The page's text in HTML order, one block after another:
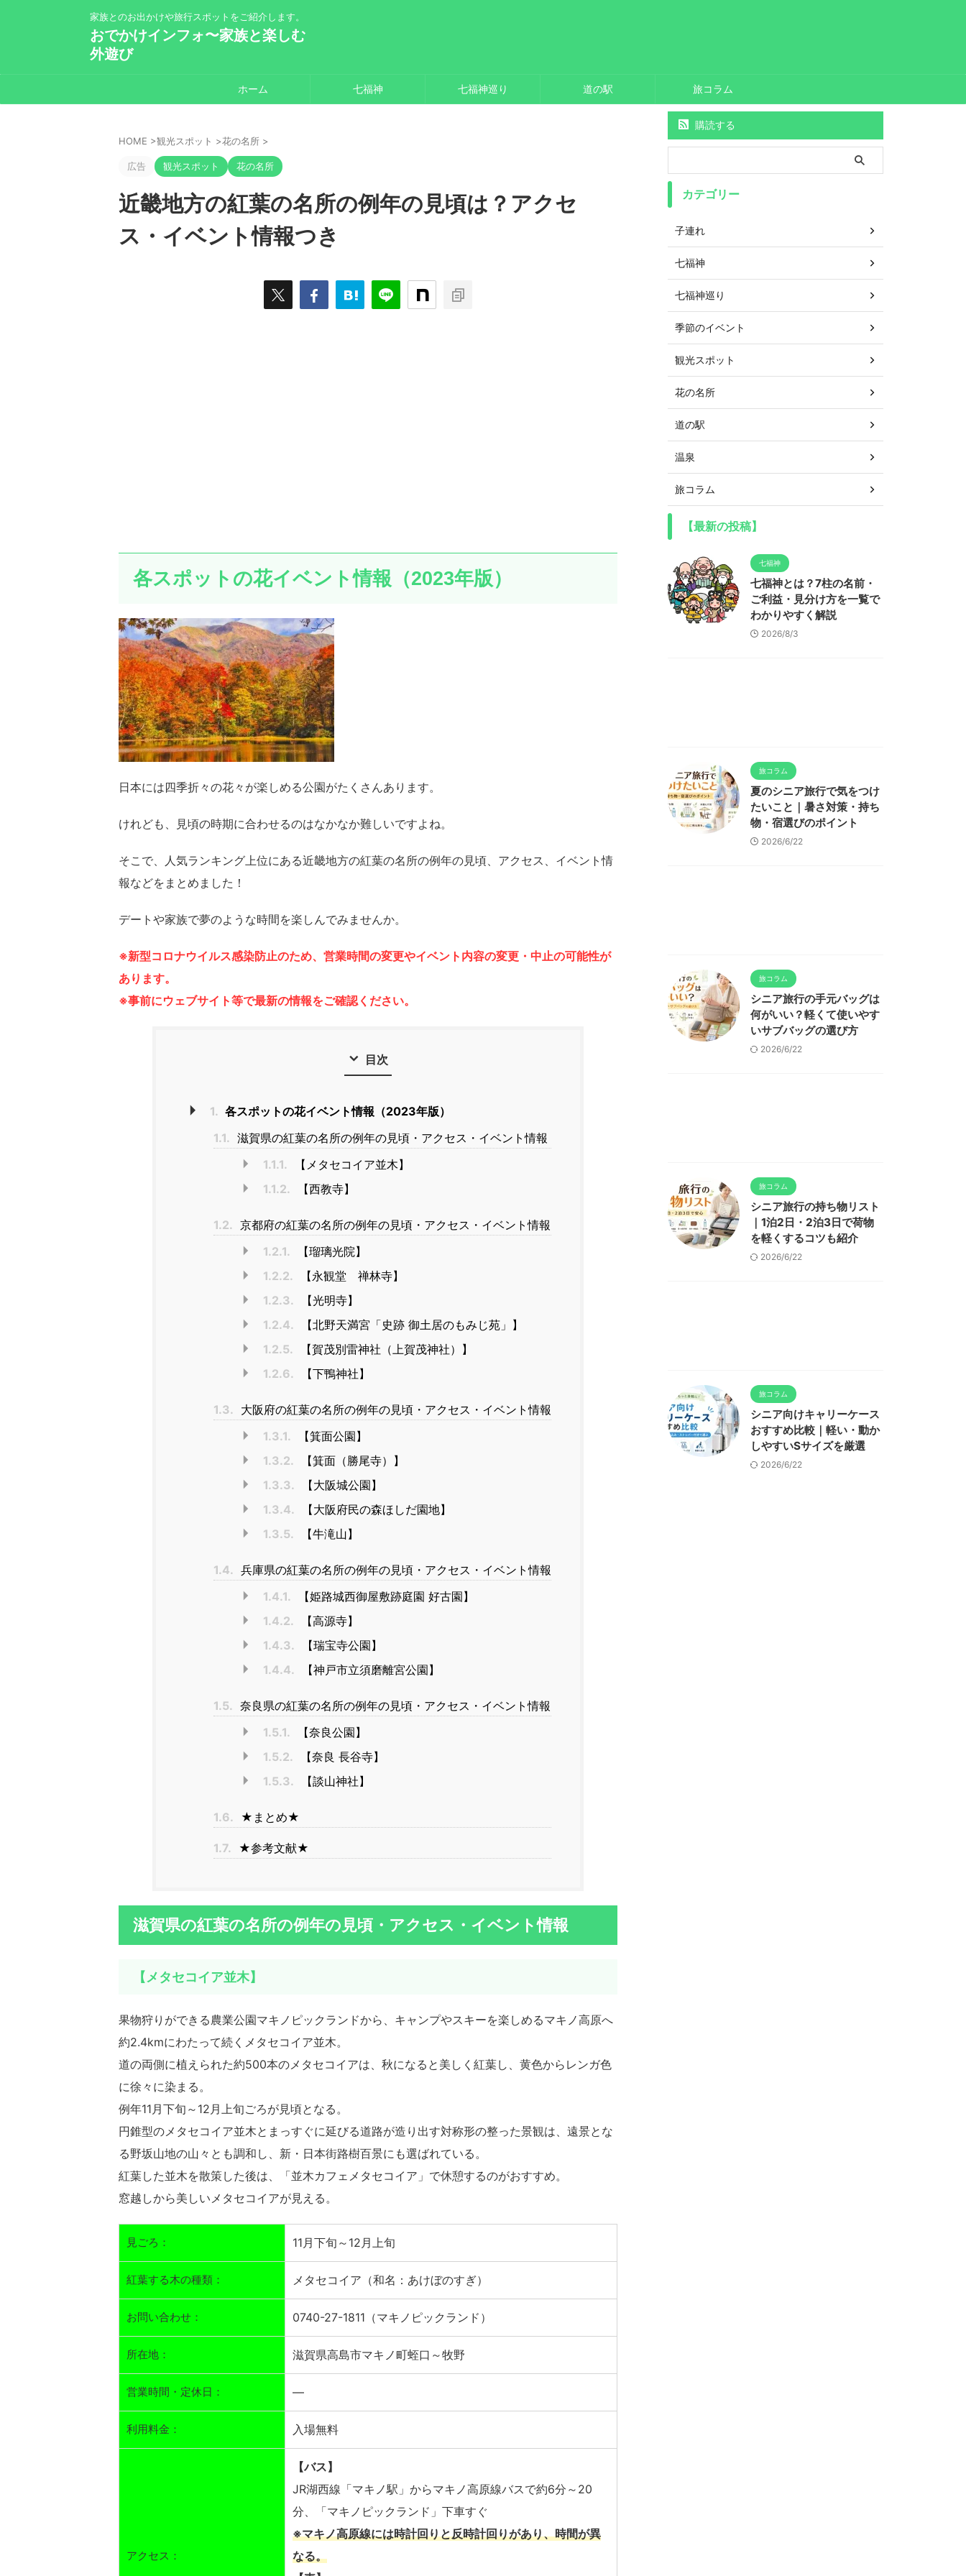
家族とのお出かけや旅行スポットをご紹介します。
おでかけインフォ〜家族と楽しむ
外遊び
ホーム 七福神 七福神巡り 道の駅 旅コラム
HOME >観光スポット >花の名所 >
広告 観光スポット 花の名所
近畿地方の紅葉の名所の例年の見頃は？アクセ
ス・イベント情報つき
各スポットの花イベント情報（2023年版）
日本には四季折々の花々が楽しめる公園がたくさんあります。
けれども、見頃の時期に合わせるのはなかなか難しいですよね。
そこで、人気ランキング上位にある近畿地方の紅葉の名所の例年の見頃、アクセス、イベント情
報などをまとめました！
デートや家族で夢のような時間を楽しんでみませんか。
※新型コロナウイルス感染防止のため、営業時間の変更やイベント内容の変更・中止の可能性が
あります。
※事前にウェブサイト等で最新の情報をご確認ください。
目次
1. 各スポットの花イベント情報（2023年版）
1.1. 滋賀県の紅葉の名所の例年の見頃・アクセス・イベント情報
1.1.1.
【メタセコイア並木】
1.1.2.
【西教寺】
1.2. 京都府の紅葉の名所の例年の見頃・アクセス・イベント情報
1.2.1.
【瑠璃光院】
1.2.2.
【永観堂 禅林寺】
1.2.3.
【光明寺】
1.2.4.
【北野天満宮「史跡 御土居のもみじ苑」】
1.2.5.
【賀茂別雷神社（上賀茂神社）】
1.2.6.
【下鴨神社】
1.3. 大阪府の紅葉の名所の例年の見頃・アクセス・イベント情報
1.3.1.
【箕面公園】
1.3.2.
【箕面（勝尾寺）】
1.3.3.
【大阪城公園】
1.3.4.
【大阪府民の森ほしだ園地】
1.3.5.
【牛滝山】
1.4. 兵庫県の紅葉の名所の例年の見頃・アクセス・イベント情報
1.4.1.
【姫路城西御屋敷跡庭園 好古園】
1.4.2.
【高源寺】
1.4.3.
【瑞宝寺公園】
1.4.4.
【神戸市立須磨離宮公園】
1.5. 奈良県の紅葉の名所の例年の見頃・アクセス・イベント情報
1.5.1.
【奈良公園】
1.5.2.
【奈良 長谷寺】
1.5.3.
【談山神社】
1.6. ★まとめ★
1.7. ★参考文献★
滋賀県の紅葉の名所の例年の見頃・アクセス・イベント情報
【メタセコイア並木】
果物狩りができる農業公園マキノピックランドから、キャンプやスキーを楽しめるマキノ高原へ
約2.4kmにわたって続くメタセコイア並木。
道の両側に植えられた約500本のメタセコイアは、秋になると美しく紅葉し、黄色からレンガ色
に徐々に染まる。
例年11月下旬～12月上旬ごろが見頃となる。
円錐型のメタセコイア並木とまっすぐに延びる道路が造り出す対称形の整った景観は、遠景とな
る野坂山地の山々とも調和し、新・日本街路樹百景にも選ばれている。
紅葉した並木を散策した後は、「並木カフェメタセコイア」で休憩するのがおすすめ。
窓越しから美しいメタセコイアが見える。
見ごろ： 11月下旬～12月上旬
紅葉する木の種類： メタセコイア（和名：あけぼのすぎ）
お問い合わせ： 0740-27-1811（マキノピックランド）
所在地： 滋賀県高島市マキノ町蛭口～牧野
営業時間・定休日： ―
利用料金： 入場無料
アクセス：
【バス】
JR湖西線「マキノ駅」からマキノ高原線バスで約6分～20
分、「マキノピックランド」下車すぐ
※マキノ高原線には時計回りと反時計回りがあり、時間が異
なる。
購読する
カテゴリー
子連れ
七福神
七福神巡り
季節のイベント
観光スポット
花の名所
道の駅
温泉
旅コラム
【最新の投稿】
七福神
七福神とは？7柱の名前・
ご利益・見分け方を一覧で
わかりやすく解説
2026/8/3
旅コラム
夏のシニア旅行で気をつけ
たいこと｜暑さ対策・持ち
物・宿選びのポイント
2026/6/22
旅コラム
シニア旅行の手元バッグは
何がいい？軽くて使いやす
いサブバッグの選び方
2026/6/22
旅コラム
シニア旅行の持ち物リスト
｜1泊2日・2泊3日で荷物
を軽くするコツも紹介
2026/6/22
旅コラム
シニア向けキャリーケース
おすすめ比較｜軽い・動か
しやすいSサイズを厳選
2026/6/22